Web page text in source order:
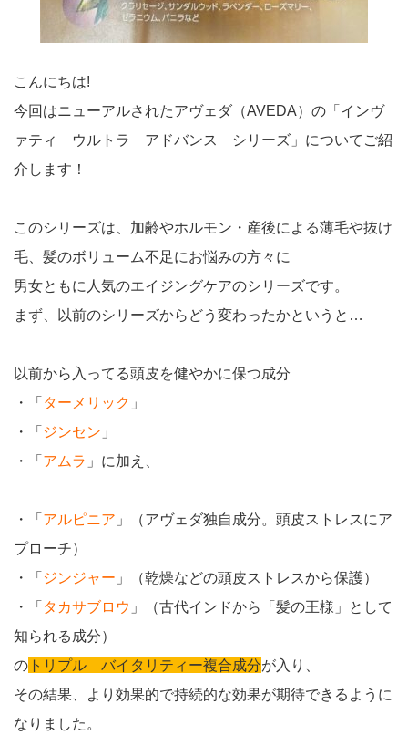
こんにちは!
今回はニューアルされたアヴェダ（AVEDA）の「インヴ
ァティ ウルトラ アドバンス シリーズ」についてご紹
介します！
このシリーズは、加齢やホルモン・産後による薄毛や抜け
毛、髪のボリューム不足にお悩みの方々に
男女ともに人気のエイジングケアのシリーズです。
まず、以前のシリーズからどう変わったかというと…
以前から入ってる頭皮を健やかに保つ成分
・「 ターメリック 」
・「 ジンセン 」
・「 アムラ 」に加え、
・「 アルピニア 」（アヴェダ独自成分。頭皮ストレスにア
プローチ）
・「 ジンジャー 」（乾燥などの頭皮ストレスから保護）
・「 タカサブロウ 」（古代インドから「髪の王様」として
知られる成分）
の トリプル バイタリティー複合成分が入り、
その結果、より効果的で持続的な効果が期待できるように
なりました。